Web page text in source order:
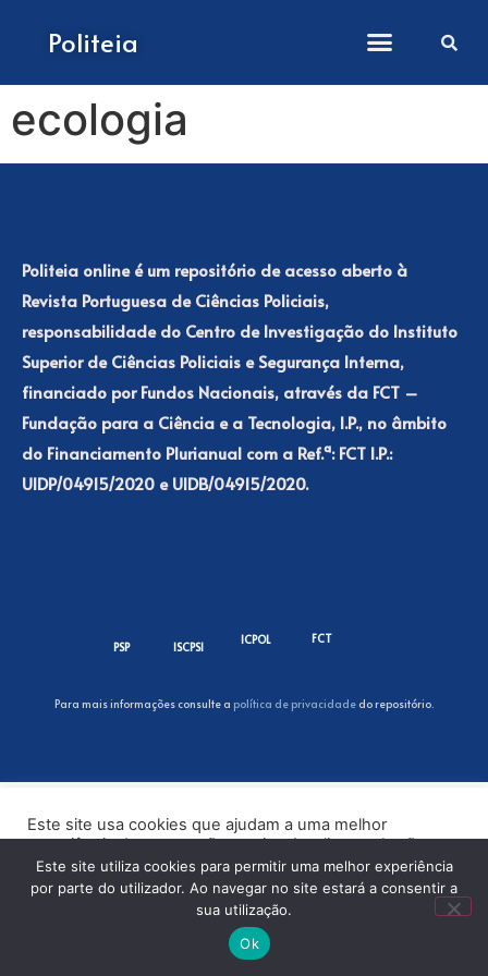
Politeia
ecologia
Politeia online é um repositório de acesso aberto à
Revista Portuguesa de Ciências Policiais,
responsabilidade do Centro de Investigação do Instituto
Superior de Ciências Policiais e Segurança Interna,
financiado por Fundos Nacionais, através da FCT –
Fundação para a Ciência e a Tecnologia, I.P., no âmbito
do Financiamento Plurianual com a Ref.ª: FCT I.P.:
UIDP/04915/2020 e UIDB/04915/2020.
PSP ISCPSI
ICPOL FCT
Para mais informações consulte a política de privacidadedo repositório.
Este site usa cookies que ajudam a uma melhor
experiência de navegação no site. Ao clicar no botão
“Aceitar” ou continuar a visualizar o nosso site, você
concorda com o uso de cookies no nosso site.
Este site utiliza cookies para permitir uma melhor experiência
por parte do utilizador. Ao navegar no site estará a consentir a
sua utilização.
Ok